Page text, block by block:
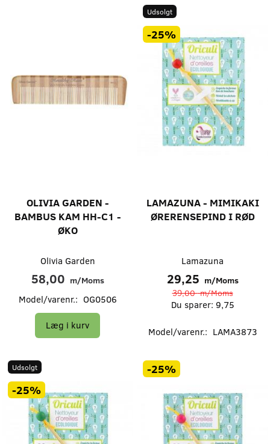
OLIVIA GARDEN -
BAMBUS KAM HH-C1 -
ØKO
Olivia Garden
58,00 m/Moms
Model/varenr.: OG0506
Læg i kurv
Udsolgt
-25%
LAMAZUNA - MIMIKAKI
ØRERENSEPIND I RØD
Lamazuna
29,25 m/Moms
39,00m/Moms
Du sparer: 9,75
Model/varenr.: LAMA3873
Udsolgt
-25%
-25%